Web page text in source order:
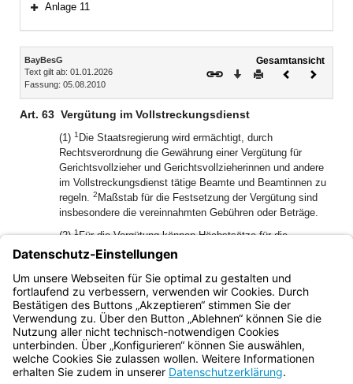
Anlage 11
Inhalt
BayBesG
Text gilt ab: 01.01.2026
Fassung: 05.08.2010
Gesamtansicht
Download
DruckenVorheriges
Art. 63 Vergütung im Vollstreckungsdienst
(1) 1 Die Staatsregierung wird ermächtigt, durch
Rechtsverordnung die Gewährung einer Vergütung für
Gerichtsvollzieher und Gerichtsvollzieherinnen und andere
im Vollstreckungsdienst tätige Beamte und Beamtinnen zu
regeln. 2 Maßstab für die Festsetzung der Vergütung sind
insbesondere die vereinnahmten Gebühren oder Beträge.
(2)1Für die Vergütung können Höchstsätze für die
einzelnen Vollstreckungsaufträge sowie für das Kalenderjahr
2Es kann bestimmt werden, inwieweit
mit der Vergütung ein besonderer Aufwand des Beamten
oder der Beamtin mit abgegolten wird.
Bayern.de
BayernPortal